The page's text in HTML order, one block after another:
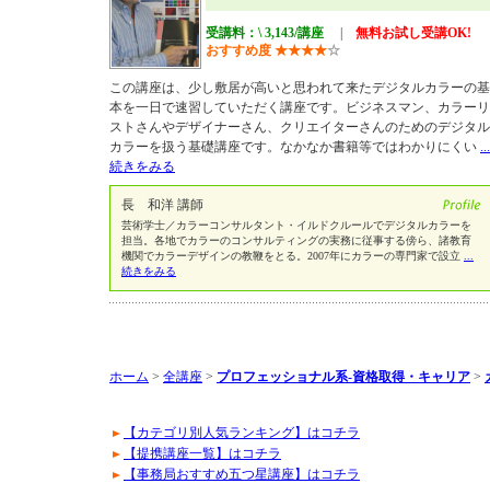
受講料：\ 3,143/講座
無料お試し受講OK!
おすすめ度 ★★★★☆
この講座は、少し敷居が高いと思われて来たデジタルカラーの基
本を一日で速習していただく講座です。ビジネスマン、カラーリ
ストさんやデザイナーさん、クリエイターさんのためのデジタル
カラーを扱う基礎講座です。なかなか書籍等ではわかりにくい ...
続きをみる
長 和洋 講師
芸術学士／カラーコンサルタント・イルドクルールでデジタルカラーを
担当。各地でカラーのコンサルティングの実務に従事する傍ら、諸教育
機関でカラーデザインの教鞭をとる。2007年にカラーの専門家で設立
続きをみる
ホーム > 全講座 > プロフェッショナル系-資格取得・キャリア >
【カテゴリ別人気ランキング】はコチラ
【提携講座一覧】はコチラ
【事務局おすすめ五つ星講座】はコチラ